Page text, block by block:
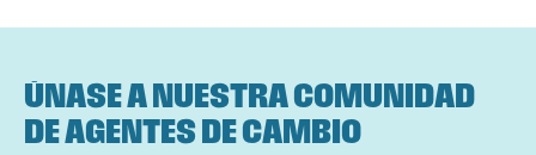
ÚNASE A NUESTRA COMUNIDAD
DE AGENTES DE CAMBIO